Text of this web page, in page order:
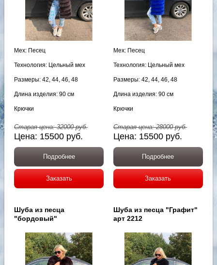
Мех: Песец
Технология: Цельный мех
Размеры: 42, 44, 46, 48
Длина изделия: 90 см
Крючки
Старая цена:32000руб.
Цена: 15500 руб.
Подробнее
Заказать
Мех: Песец
Технология: Цельный мех
Размеры: 42, 44, 46, 48
Длина изделия: 90 см
Крючки
Старая цена:28000руб.
Цена: 15500 руб.
Подробнее
Заказать
Шуба из песца
"бордовый"
Шуба из песца "Графит"
арт 2212